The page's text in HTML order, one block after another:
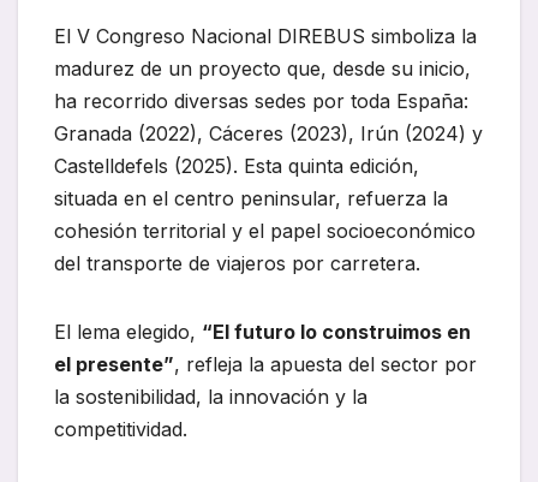
El V Congreso Nacional DIREBUS simboliza la
madurez de un proyecto que, desde su inicio,
ha recorrido diversas sedes por toda España:
Granada (2022), Cáceres (2023), Irún (2024) y
Castelldefels (2025). Esta quinta edición,
situada en el centro peninsular, refuerza la
cohesión territorial y el papel socioeconómico
del transporte de viajeros por carretera.
El lema elegido, “El futuro lo construimos en
el presente”, refleja la apuesta del sector por
la sostenibilidad, la innovación y la
competitividad.